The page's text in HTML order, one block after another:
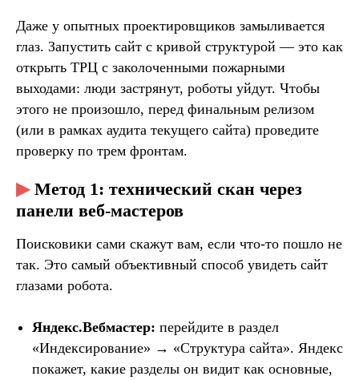
Даже у опытных проектировщиков замыливается
глаз. Запустить сайт с кривой структурой — это как
открыть ТРЦ с заколоченными пожарными
выходами: люди застрянут, роботы уйдут. Чтобы
этого не произошло, перед финальным релизом
(или в рамках аудита текущего сайта) проведите
проверку по трем фронтам.
▶Метод 1: технический скан через
панели веб-мастеров
Поисковики сами скажут вам, если что-то пошло не
так. Это самый объективный способ увидеть сайт
глазами робота.
Яндекс.Вебмастер: перейдите в раздел
«Индексирование» → «Структура сайта». Яндекс
покажет, какие разделы он видит как основные,
8 (800) 222-74-48
info@rusrobots.ru
Пользовательское соглашение
Адрес: ул. Северная, 405, Краснодар
ПАРТНЕРЫ
Аккредитованная IT-компания
Юридическая информация